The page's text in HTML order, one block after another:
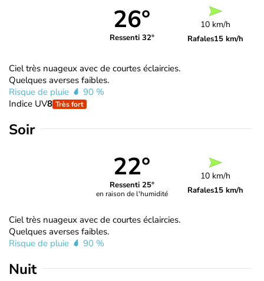
26°
Ressenti 32°
10 km/h
Rafales15 km/h
Ciel très nuageux avec de courtes éclaircies.
Quelques averses faibles.
Risque de pluie
90 %
Indice UV8 Très fort
Soir
22°
Ressenti 25°
en raison de l'humidité
10 km/h
Rafales15 km/h
Ciel très nuageux avec de courtes éclaircies.
Quelques averses faibles.
Risque de pluie
90 %
Nuit